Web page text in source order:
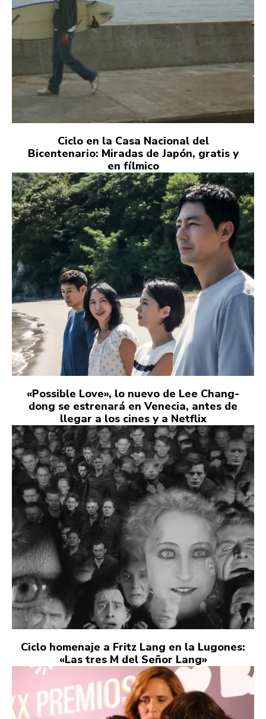
Ciclo en la Casa Nacional del
Bicentenario: Miradas de Japón, gratis y
en fílmico
«Possible Love», lo nuevo de Lee Chang-
dong se estrenará en Venecia, antes de
llegar a los cines y a Netflix
Ciclo homenaje a Fritz Lang en la Lugones:
«Las tres M del Señor Lang»